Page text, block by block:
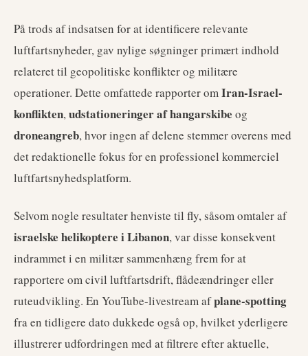
På trods af indsatsen for at identificere relevante
luftfartsnyheder, gav nylige søgninger primært indhold
relateret til geopolitiske konflikter og militære
operationer. Dette omfattede rapporter omIran-Israel-
konflikten,udstationeringer af hangarskibe og
droneangreb, hvor ingen af delene stemmer overens med
det redaktionelle fokus for en professionel kommerciel
luftfartsnyhedsplatform.
Selvom nogle resultater henviste til fly, såsom omtaler af
israelske helikoptere i Libanon, var disse konsekvent
indrammet i en militær sammenhæng frem for at
rapportere om civil luftfartsdrift, flådeændringer eller
ruteudvikling. En YouTube-livestream afplane-spotting
fra en tidligere dato dukkede også op, hvilket yderligere
illustrerer udfordringen med at filtrere efter aktuelle,